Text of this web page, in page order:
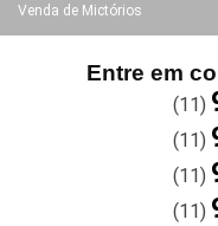
Venda de Mictórios
Entre em
(11)
(11)
(11)
(11)